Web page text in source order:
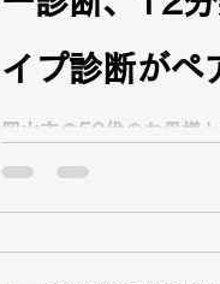
方をパーソナルコンサルティング！
ス、サンダル、アクセ
イプ診断がペ
ら【50代母
岡山市の50代のお母様と
りたい」 「楽しく服選びができるようになりたい」 「服